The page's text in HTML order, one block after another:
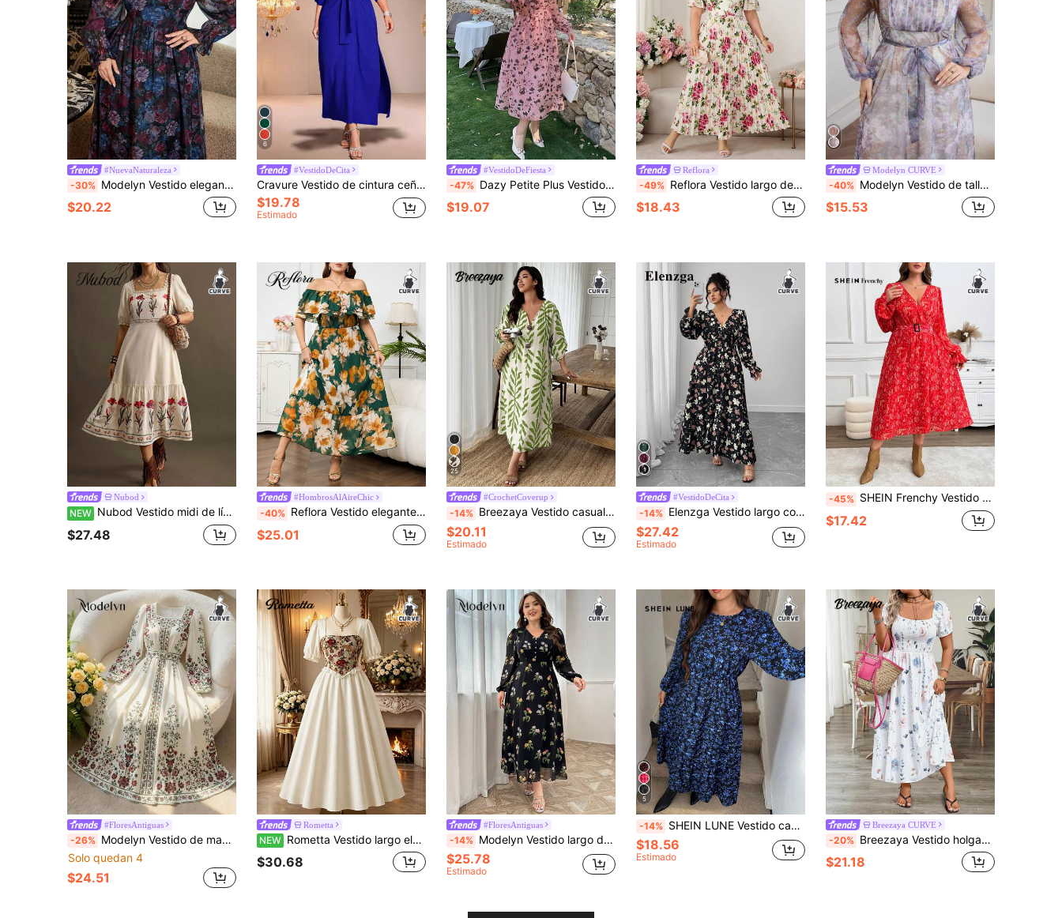
#NuevaNaturaleza
-30% Modelyn Vestido elegante de vacaciones con cintura ceñida y estampado floral romántico francés para mujer de talla grande
$20.22
6
#VestidoDeCita
Cravure Vestido de cintura ceñida de unicolor, minimalista y de moda, adecuado para el verano
$19.78
Estimado
#VestidoDeFiesta
-47% Dazy Petite Plus Vestido ajustado con estampado floral en todo el Body y lazo, color rosa coral para primavera, verano y otoño. Vestidos de fiesta para mujeres, vestido de campesina, vestido de manga larga, vestido largo, vestido bohemio para vacaciones
$19.07
Reflora
-49% Reflora Vestido largo de manga larga con estampado floral romántico y elegante, con volantes en el bajo, para mujer de talla grande. Vestido de Año Nuevo
$18.43
Modelyn CURVE
-40% Modelyn Vestido de talla grande con cuello cuadrado, manga larga, cintura recogida y silueta evasé con estampado romántico todo sobre, para primavera/otoño
$15.53
Nubod
NEW Nubod Vestido midi de línea A para mujer talla grande con cuello cuadrado francés, manga abullonada de encaje, estampado floral y cintura ceñida, estilo vacacional, vestido de manga corta con cuello cuadrado, estampado floral vintage suave, efecto adelgazante y bajo con volantes, estilo bohemio romántico de verano para citas, vacaciones y playa, elegante vestido para mujer
$27.48
#HombrosAlAireChic
-40% Reflora Vestido elegante con hombros descubiertos, volantes y estampado floral para mujer de talla grande
$25.01
25
#CrochetCoverup
-14% Breezaya Vestido casual holgado de 1 pieza con textura de lino y estampado floral, con decoración de botones de madera falsa, adecuado para primavera/verano, uso diario y uso en casa, talla grande para mujer
$20.11
Estimado
#VestidoDeCita
-14% Elenzga Vestido largo con estampado floral y volantes en el bajo, vestido casual de uso diario para mujeres, adecuado para maestras, para primavera/verano/otoño, vestido minimalista retro y romántico con cintura elástica y manga larga
$27.42
Estimado
-45% SHEIN Frenchy Vestido de manga larga con cuello en V, volantes y estampado completo para mujer de talla grande
$17.42
#FloresAntiguas
-26% Modelyn Vestido de manga farol con estampado floral elegante para talla grande
Solo quedan 4
$24.51
Rometta
NEW Rometta Vestido largo elegante de manga corta para mujer talla grande, nuevo de verano, con cuello cuadrado, mangas abullonadas, bordado vintage, jacquard, patchwork, encaje blanco y cintura ceñida efecto estilizante. Adecuado para uso diario casual, citas y fotografía de viajes.
$30.68
#FloresAntiguas
-14% Modelyn Vestido largo de manga larga con cuello en V y estampado floral para mujeres talla grande, diseño modesto y elegante para usar en el día a día, viajes, vacaciones, fiestas u ocasiones especiales
$25.78
Estimado
5
-14% SHEIN LUNE Vestido casual de mujer talla grande con estampado floral en todo el diseño, cuello redondo y mangas farol
$18.56
Estimado
Breezaya CURVE
-20% Breezaya Vestido holgado con estampado floral elegante y cómodo para mujeres de talla grande, adecuado para vacaciones
$21.18